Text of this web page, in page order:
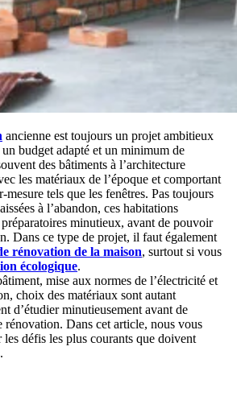
ancienne est toujours un projet ambitieux
budget adapté et un minimum de
des bâtiments à l’architecture
les matériaux de l’époque et comportant
mesure tels que les fenêtres. Pas toujours
à l’abandon, ces habitations
minutieux, avant de pouvoir
Dans ce type de projet, il faut également
rénovation de la maison, surtout si vous
écologique.
mise aux normes de l’électricité et
choix des matériaux sont autant
d’étudier minutieusement avant de
rénovation. Dans cet article, nous vous
défis les plus courants que doivent